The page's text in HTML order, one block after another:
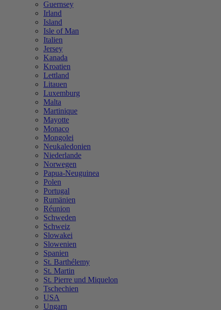
Guernsey
Irland
Island
Isle of Man
Italien
Jersey
Kanada
Kroatien
Lettland
Litauen
Luxemburg
Malta
Martinique
Mayotte
Monaco
Mongolei
Neukaledonien
Niederlande
Norwegen
Papua-Neuguinea
Polen
Portugal
Rumänien
Réunion
Schweden
Schweiz
Slowakei
Slowenien
Spanien
St. Barthélemy
St. Martin
St. Pierre und Miquelon
Tschechien
USA
Ungarn